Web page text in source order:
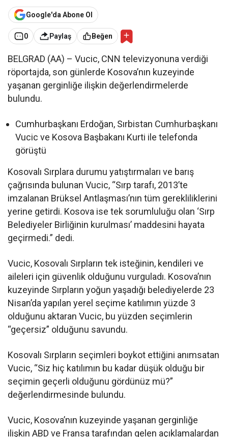
Google'da Abone Ol
0 Paylaş Beğen
BELGRAD (AA) – Vucic, CNN televizyonuna verdiği
röportajda, son günlerde Kosova’nın kuzeyinde
yaşanan gerginliğe ilişkin değerlendirmelerde
bulundu.
Cumhurbaşkanı Erdoğan, Sırbistan Cumhurbaşkanı
Vucic ve Kosova Başbakanı Kurti ile telefonda
görüştü
Kosovalı Sırplara durumu yatıştırmaları ve barış
çağrısında bulunan Vucic, “Sırp tarafı, 2013’te
imzalanan Brüksel Antlaşması’nın tüm gerekliliklerini
yerine getirdi. Kosova ise tek sorumluluğu olan ‘Sırp
Belediyeler Birliğinin kurulması’ maddesini hayata
geçirmedi.” dedi.
Vucic, Kosovalı Sırpların tek isteğinin, kendileri ve
aileleri için güvenlik olduğunu vurguladı. Kosova’nın
kuzeyinde Sırpların yoğun yaşadığı belediyelerde 23
Nisan’da yapılan yerel seçime katılımın yüzde 3
olduğunu aktaran Vucic, bu yüzden seçimlerin
“geçersiz” olduğunu savundu.
Kosovalı Sırpların seçimleri boykot ettiğini anımsatan
Vucic, “Siz hiç katılımın bu kadar düşük olduğu bir
seçimin geçerli olduğunu gördünüz mü?”
değerlendirmesinde bulundu.
Vucic, Kosova’nın kuzeyinde yaşanan gerginliğe
ilişkin ABD ve Fransa tarafından gelen açıklamalardan